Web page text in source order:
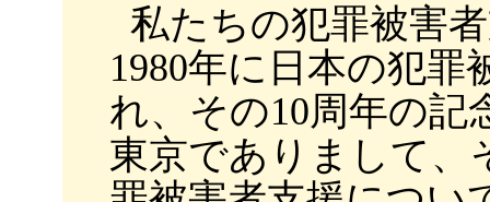
私たちの犯罪被害
1980年に日本の犯罪
れ、その10周年の
東京でありまして、